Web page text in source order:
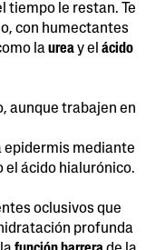
tiempo le restan. Te
con humectantes
laureay el ácido
aunque trabajen en
epidermis mediante
el ácido hialurónico.
oclusivos que
profunda